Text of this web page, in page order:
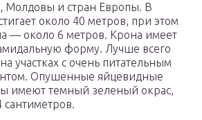
Молдовы и стран Европы. В
около 40 метров, при этом
— около 6 метров. Крона имеет
форму. Лучше всего
участках с очень питательным
Опушенные яйцевидные
имеют темный зеленый окрас,
сантиметров.